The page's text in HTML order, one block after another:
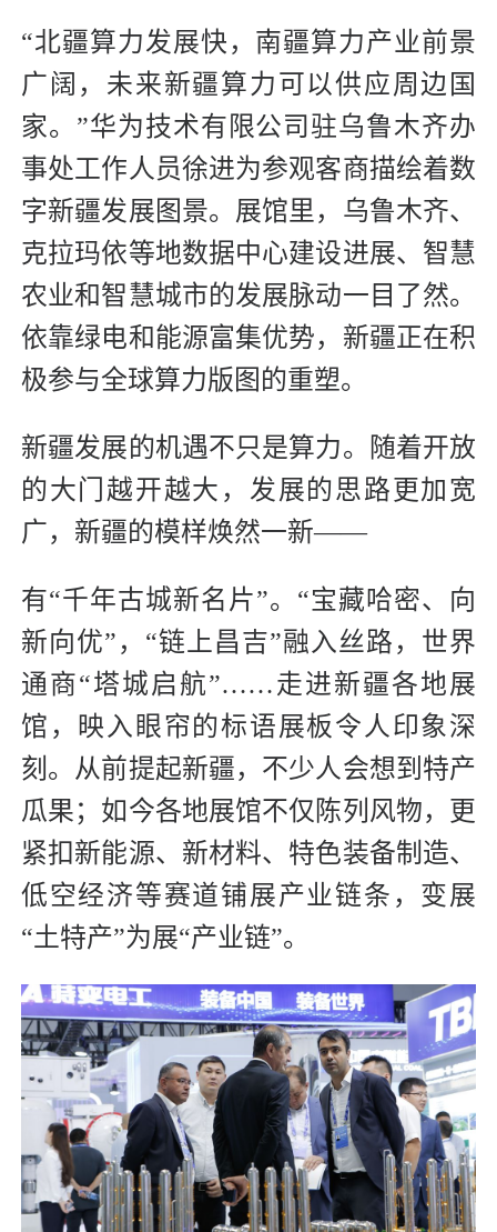
“北疆算力发展快，南疆算力产业前景
广阔，未来新疆算力可以供应周边国
家。”华为技术有限公司驻乌鲁木齐办
事处工作人员徐进为参观客商描绘着数
字新疆发展图景。展馆里，乌鲁木齐、
克拉玛依等地数据中心建设进展、智慧
农业和智慧城市的发展脉动一目了然。
依靠绿电和能源富集优势，新疆正在积
极参与全球算力版图的重塑。
新疆发展的机遇不只是算力。随着开放
的大门越开越大，发展的思路更加宽
广，新疆的模样焕然一新——
有“千年古城新名片”。“宝藏哈密、向
新向优”，“链上昌吉”融入丝路，世界
通商“塔城启航”……走进新疆各地展
馆，映入眼帘的标语展板令人印象深
刻。从前提起新疆，不少人会想到特产
瓜果；如今各地展馆不仅陈列风物，更
紧扣新能源、新材料、特色装备制造、
低空经济等赛道铺展产业链条，变展
“土特产”为展“产业链”。